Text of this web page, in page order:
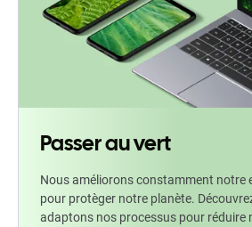
Passer au vert
Nous améliorons constamment notre
pour protèger notre planète.
adaptons nos processus pour réduire